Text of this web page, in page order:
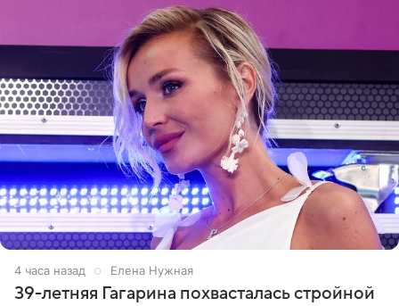
4 часа назад Елена Нужная
39-летняя Гагарина похвасталась стройной